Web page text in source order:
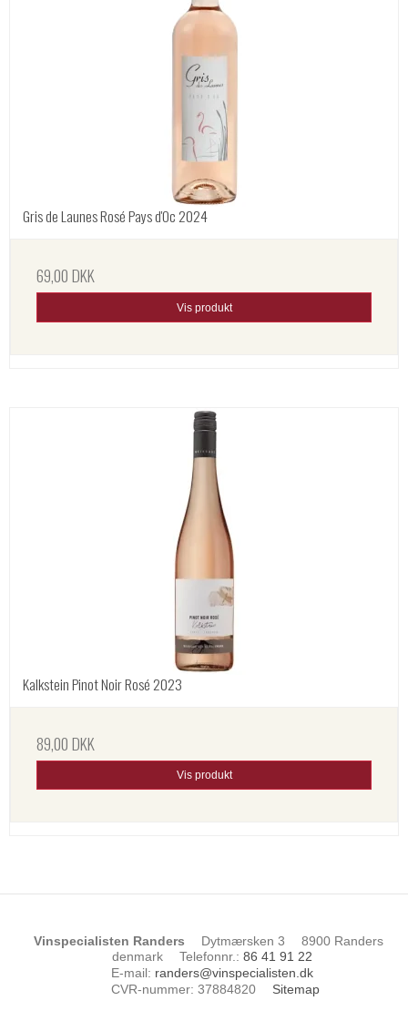
Gris de Launes Rosé Pays d'Oc 2024
69,00 DKK
Vis produkt
Kalkstein Pinot Noir Rosé 2023
89,00 DKK
Vis produkt
Vinspecialisten Randers Dytmærsken 3
8900 Randers
denmark
Telefonnr.: 86 41 91 22
E-mail: randers@vinspecialisten.dk
CVR-nummer: 37884820 Sitemap